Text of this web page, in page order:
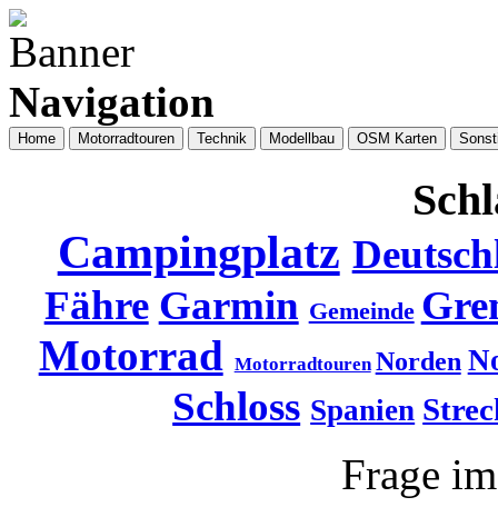
Navigation
Home Motorradtouren Technik Modellbau OSM Karten
Campingplatz
Fähre Garmin Gemeinde
Motorrad Motorradtouren Norden
Schloss Spanien
Frage